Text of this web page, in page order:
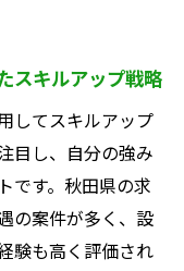
スキルアップ戦略
してスキルアップ
目し、自分の強み
です。秋田県の求
の案件が多く、設
験も高く評価され